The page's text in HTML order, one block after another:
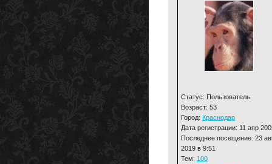
Статус: Пользователь
Возраст: 53
Город: Краснодар
Дата регистрации: 11 апр
Последнее посещение: 23
2019 в 9:51
Тем: 100